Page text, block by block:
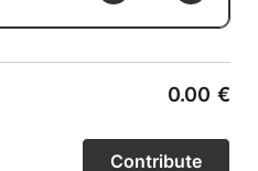
0.00 €